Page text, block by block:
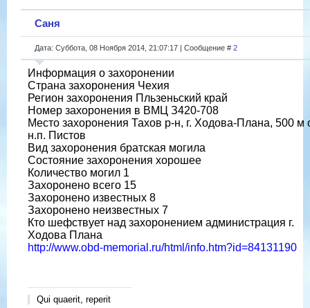
Саня
Дата: Суббота, 08 Ноября 2014, 21:07:17 | Сообщение # 2
Информация о захоронении
Страна захоронения Чехия
Регион захоронения Пльзеньский край
Номер захоронения в ВМЦ З420-708
Место захоронения Тахов р-н, г. Ходова-Плана, 500 м
н.п. Пистов
Вид захоронения братская могила
Состояние захоронения хорошее
Количество могил 1
Захоронено всего 15
Захоронено известных 8
Захоронено неизвестных 7
Кто шефствует над захоронением администрация г.
Ходова Плана
http://www.obd-memorial.ru/html/info.htm?id=84131190
Qui quaerit, reperit